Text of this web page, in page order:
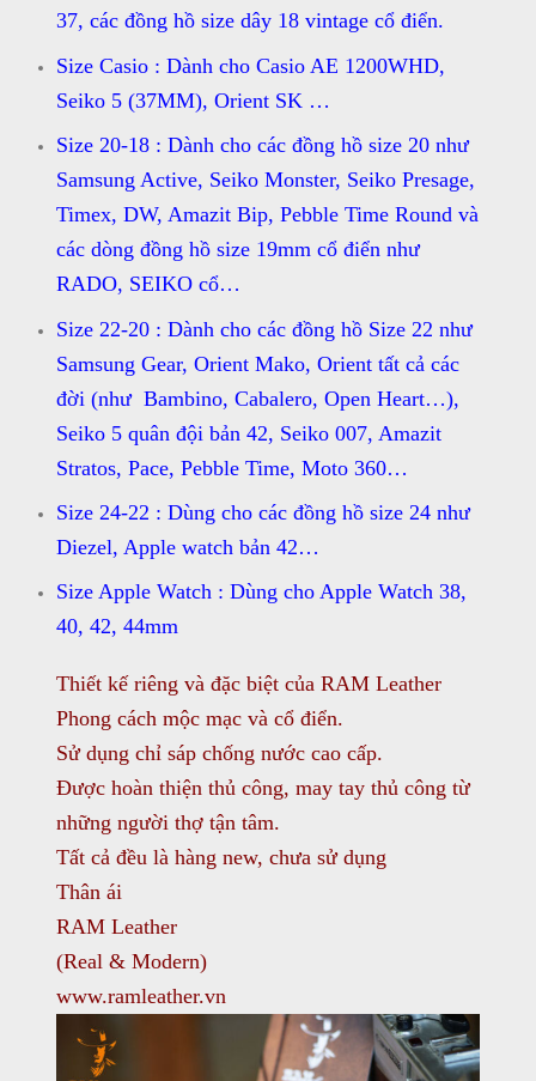
37, các đồng hồ size dây 18 vintage cổ điển.
Size Casio : Dành cho Casio AE 1200WHD,
Seiko 5 (37MM), Orient SK …
Size 20-18 : Dành cho các đồng hồ size 20 như
Samsung Active, Seiko Monster, Seiko Presage,
Timex, DW, Amazit Bip, Pebble Time Round và
các dòng đồng hồ size 19mm cổ điển như
RADO, SEIKO cổ…
Size 22-20 : Dành cho các đồng hồ Size 22 như
Samsung Gear, Orient Mako, Orient tất cả các
đời (như Bambino, Cabalero, Open Heart…),
Seiko 5 quân đội bản 42, Seiko 007, Amazit
Stratos, Pace, Pebble Time, Moto 360…
Size 24-22 : Dùng cho các đồng hồ size 24 như
Diezel, Apple watch bản 42…
Size Apple Watch : Dùng cho Apple Watch 38,
40, 42, 44mm
Thiết kế riêng và đặc biệt của RAM Leather
Phong cách mộc mạc và cổ điển.
Sử dụng chỉ sáp chống nước cao cấp.
Được hoàn thiện thủ công, may tay thủ công từ
những người thợ tận tâm.
Tất cả đều là hàng new, chưa sử dụng
Thân ái
RAM Leather
(Real & Modern)
www.ramleather.vn